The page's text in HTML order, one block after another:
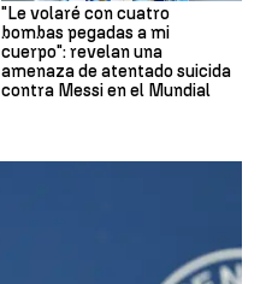
"Le volaré con cuatro
bombas pegadas a mi
cuerpo": revelan una
amenaza de atentado suicida
contra Messi en el Mundial